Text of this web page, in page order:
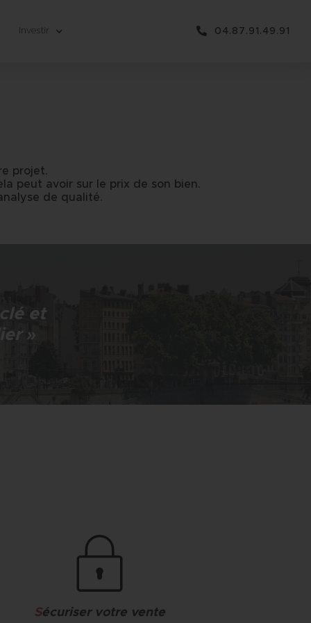
Investir 04.87.91.49.91
projet.
peut avoir sur le prix de son bien.
de qualité.
et
»
Sécuriser votre vente